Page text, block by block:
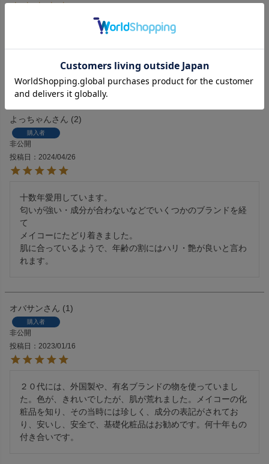
今回初めて購入した化粧水ですが、肌にすーとしみこむよう
な感じで、気持ちがいいです。
大変助かります
よっちゃん 2
購入者
非公開
投稿日
2024/04/26
十数年愛用しています。
匂いが強い・成分が合わないなどでいくつかのブランドを経
て
メイコーにたどり着きました。
肌に合っているようで、年齢の割にはハリ・艶が良いと言わ
オバサン 1
購入者
非公開
投稿日
2023/01/16
２０代には、外国製や、有名ブランドの物を使っていまし
た。色が、きれいでしたが、肌が荒れました。メイコーの化
粧品を知り、その当時には珍しく、成分の表記がされてお
り、安いし、安全で、基礎化粧品はお勧めです。何十年もの
付き合いです。